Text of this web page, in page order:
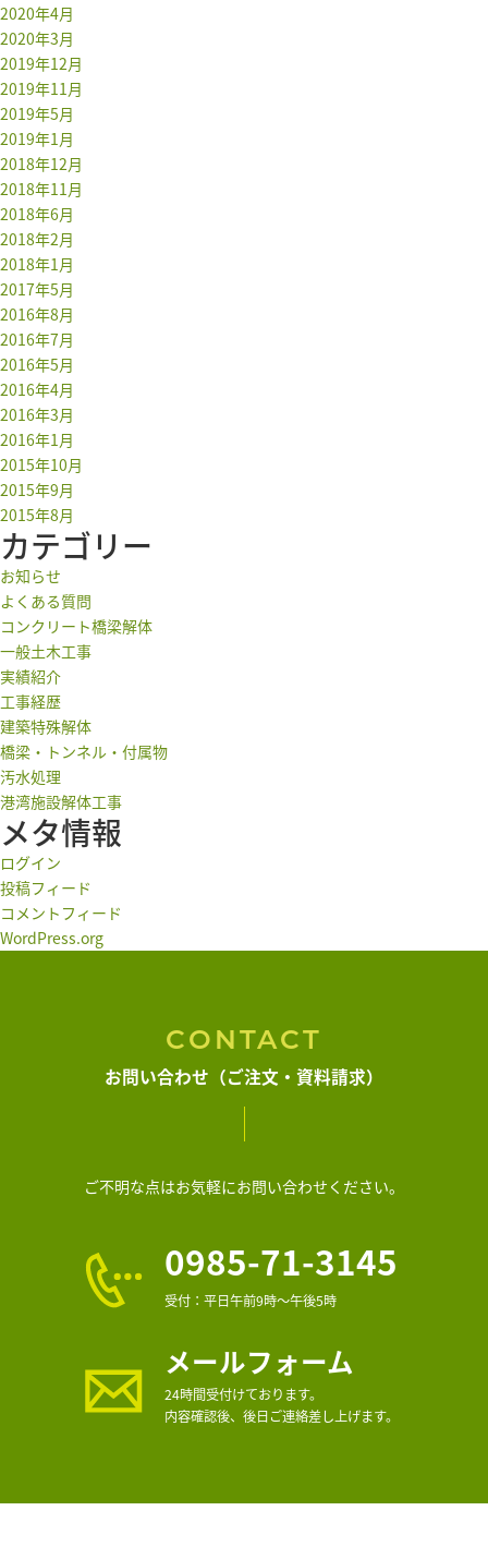
2020年4月
2020年3月
2019年12月
2019年11月
2019年5月
2019年1月
2018年12月
2018年11月
2018年6月
2018年2月
2018年1月
2017年5月
2016年8月
2016年7月
2016年5月
2016年4月
2016年3月
2016年1月
2015年10月
2015年9月
2015年8月
カテゴリー
お知らせ
よくある質問
コンクリート橋梁解体
一般土木工事
実績紹介
工事経歴
建築特殊解体
橋梁・トンネル・付属物
汚水処理
港湾施設解体工事
メタ情報
ログイン
投稿フィード
コメントフィード
WordPress.org
CONTACT
お問い合わせ（ご注文・資料請求）
ご不明な点はお気軽にお問い合わせください。
0985-71-3145
受付：平日午前9時～午後5時
メールフォーム
24時間受付けております。
内容確認後、後日ご連絡差し上げます。